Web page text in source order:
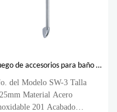
Juego de accesorios para baño con ducha, barra deslizante de acero inoxidable
del Modelo SW-3 Talla
Material Acero
201 Acabado